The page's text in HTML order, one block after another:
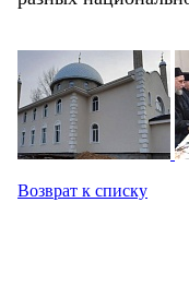
Возврат к списку